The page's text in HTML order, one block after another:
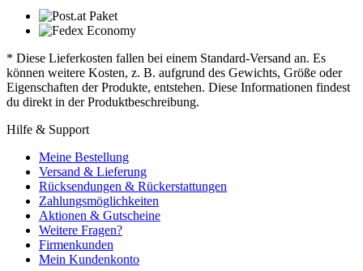
* Diese Lieferkosten fallen bei einem Standard-Versand an. Es
können weitere Kosten, z. B. aufgrund des Gewichts, Größe oder
Eigenschaften der Produkte, entstehen. Diese Informationen findest
du direkt in der Produktbeschreibung.
Hilfe & Support
Meine Bestellung
Versand & Lieferung
Rücksendungen & Rückerstattungen
Zahlungsmöglichkeiten
Aktionen & Gutscheine
Weitere Fragen?
Firmenkunden
Mein Kundenkonto